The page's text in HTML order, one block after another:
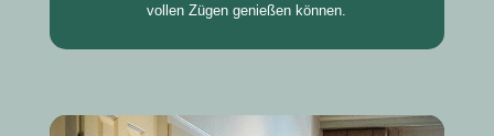
vollen Zügen genießen können.